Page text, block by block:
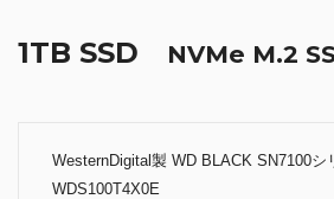
1TB SSD NVMe M.2
WesternDigital製 WD BLACK SN7100
WDS100T4X0E